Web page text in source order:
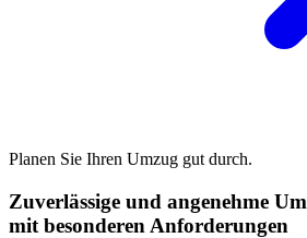
Planen Sie Ihren Umzug gut durch.
Zuverlässige und angenehme
mit besonderen Anforderungen